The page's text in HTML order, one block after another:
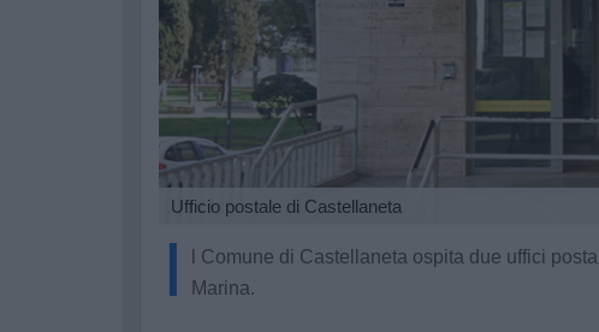
Ufficio postale di Castellaneta
I
l Comune di Castellaneta ospita due uffici
Marina.